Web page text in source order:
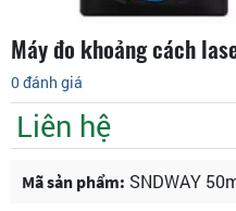
Máy đo khoảng cách
0 đánh giá
Liên hệ
Mã sản phẩm: SNDWAY